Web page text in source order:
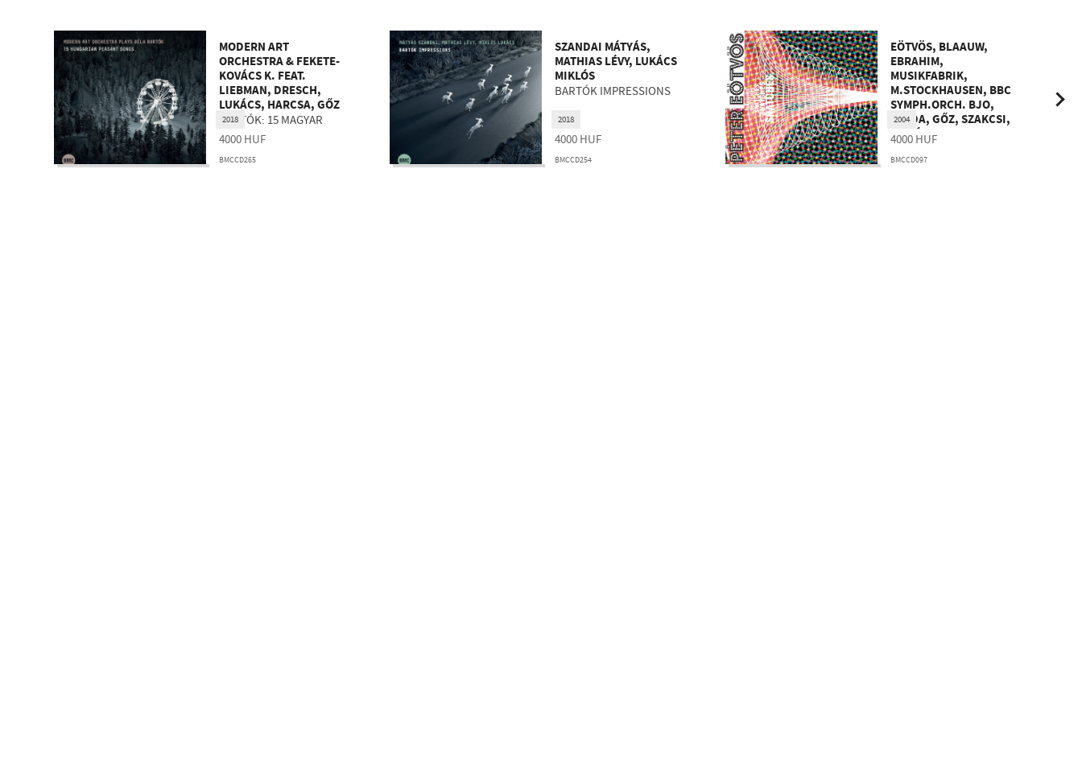
MODERN ART
ORCHESTRA & FEKETE-
KOVÁCS K. FEAT.
LIEBMAN, DRESCH,
LUKÁCS, HARCSA, GŐZ
BARTÓK: 15 MAGYAR
PARASZTDAL
4000 HUF
BMCCD265
2018
SZANDAI MÁTYÁS,
MATHIAS LÉVY, LUKÁCS
MIKLÓS
BARTÓK IMPRESSIONS
4000 HUF
BMCCD254
2018
EÖTVÖS, BLAAUW,
EBRAHIM,
MUSIKFABRIK,
M.STOCKHAUSEN, BBC
SYMPH.ORCH. BJO,
VAJDA, GŐZ, SZAKCSI,
GADÓ
SNATCHES
4000 HUF
BMCCD097
2004